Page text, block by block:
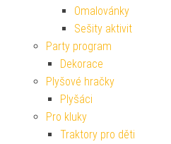
Omalovánky
Sešity aktivit
Party program
Dekorace
Plyšové hračky
Plyšáci
Pro kluky
Traktory pro děti